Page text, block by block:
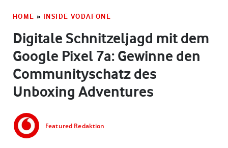
HOME » INSIDE VODAFONE
Digitale Schnitzeljagd mit dem
Google Pixel 7a: Gewinne den
Communityschatz des
Unboxing Adventures
Featured Redaktion